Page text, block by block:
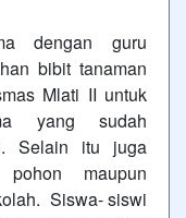
dengan guru
bibit tanaman
Mlati II untuk
yang sudah
Selain itu juga
maupun
Siswa- siswi